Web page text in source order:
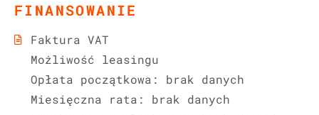
FINANSOWANIE
Faktura VAT
Możliwość leasingu
Opłata początkowa: brak danych
Miesięczna rata: brak danych